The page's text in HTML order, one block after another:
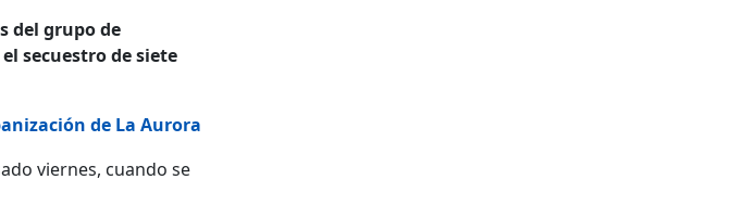
del grupo de
secuestro de siete
de La Aurora
viernes, cuando se